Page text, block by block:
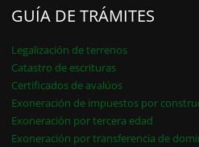
GUÍA DE TRÁMITES
Legalización de terrenos
Catastro de escrituras
Certificados de avalúos
Exoneración de impuestos por
Exoneración por tercera edad
Exoneración por transferencia de